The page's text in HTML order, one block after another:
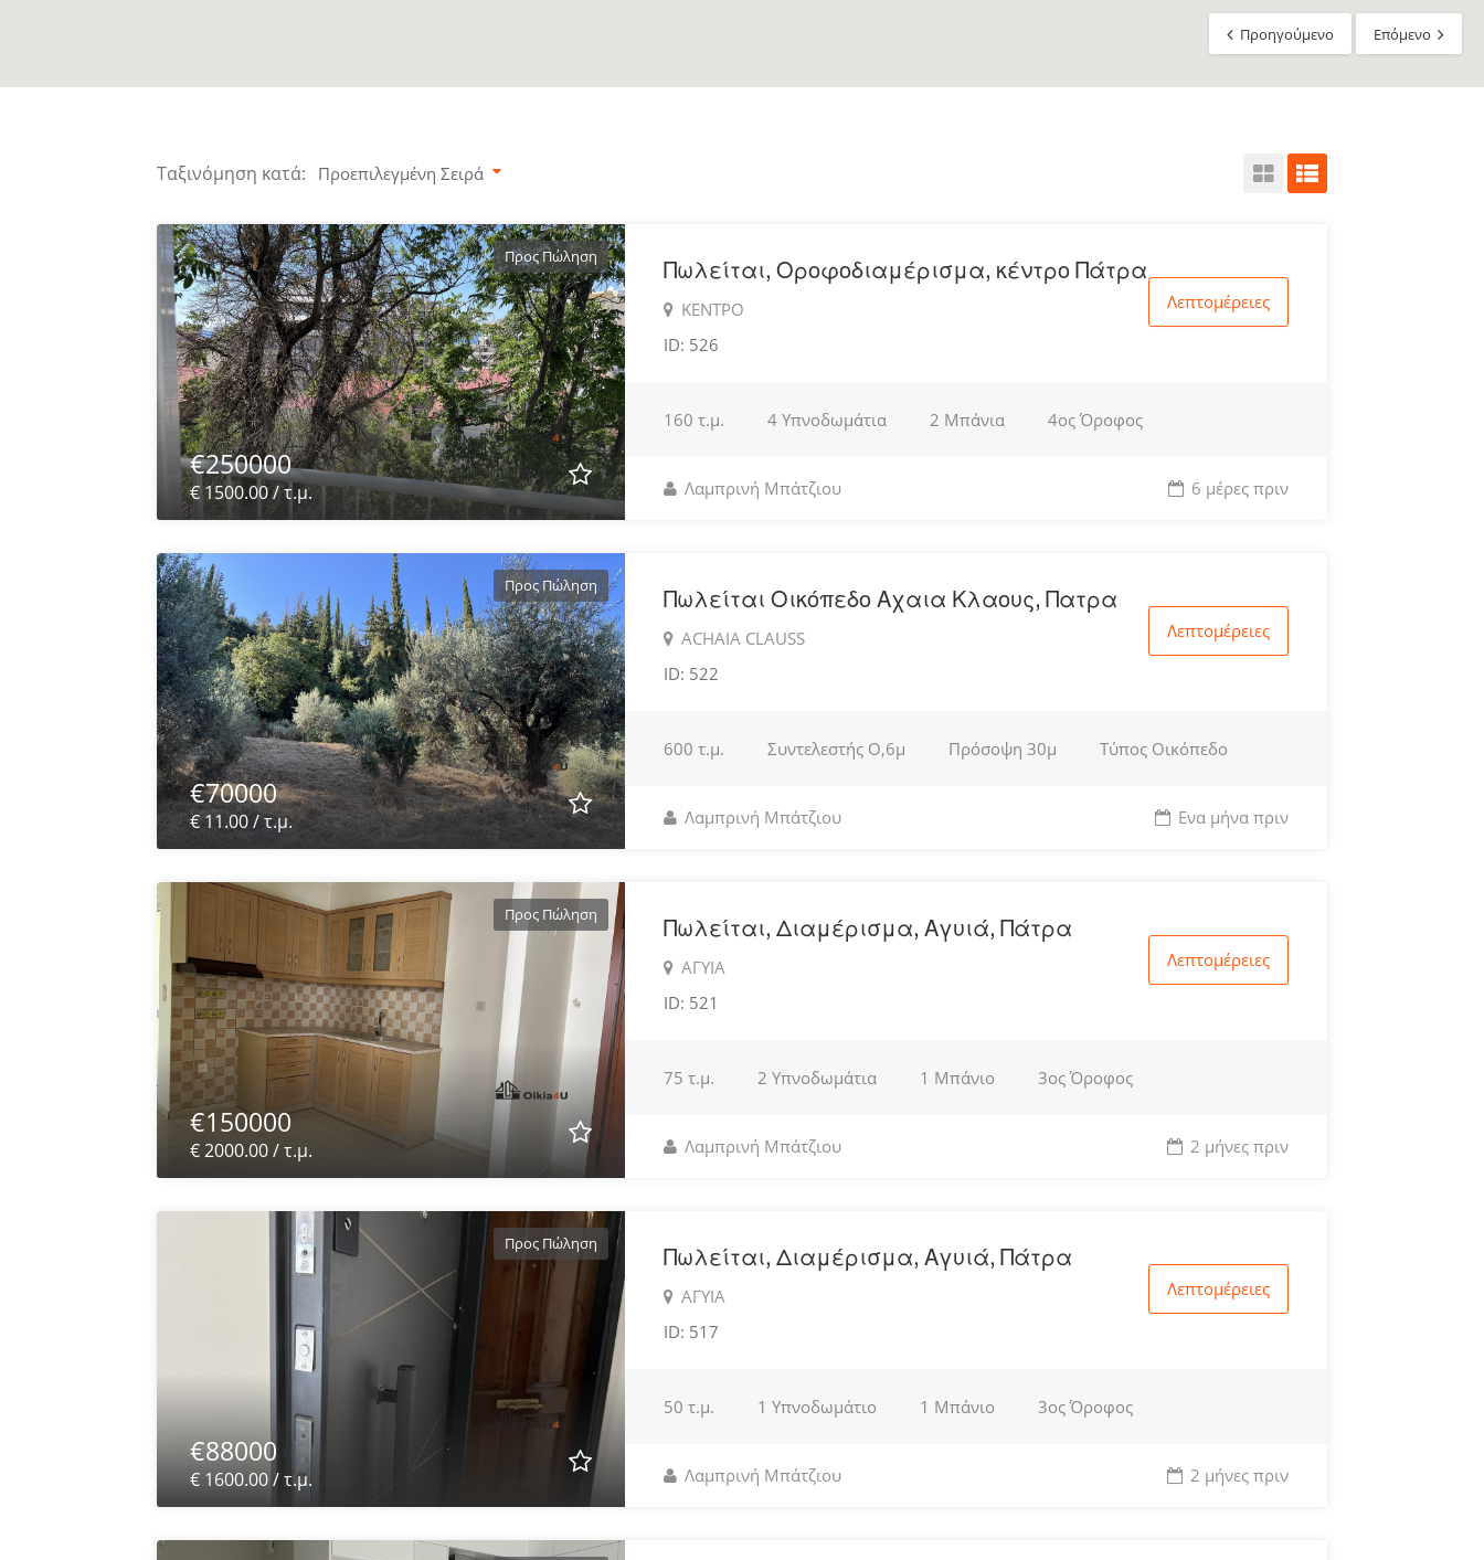
Προηγούμενο Επόμενο
Ταξινόμηση κατά: Προεπιλεγμένη Σειρά
Προς Πώληση
€250000
€ 1500.00 / τ.μ.
Πωλείται, Οροφοδιαμέρισμα, κέντρο Πάτρα
ΚΕΝΤΡΟ
ID: 526
Λεπτομέρειες
160 τ.μ. 4 Υπνοδωμάτια 2 Μπάνια 4ος Όροφος
Λαμπρινή Μπάτζιου 6 μέρες πριν
Προς Πώληση
€70000
€ 11.00 / τ.μ.
Πωλείται Οικόπεδο Αχαια Κλαους, Πατρα
ACHAIA CLAUSS
ID: 522
Λεπτομέρειες
600 τ.μ. Συντελεστής O,6μ Πρόσοψη 30μ Τύπος Οικόπεδο
Λαμπρινή Μπάτζιου Ενα μήνα πριν
Προς Πώληση
€150000
€ 2000.00 / τ.μ.
Πωλείται, Διαμέρισμα, Αγυιά, Πάτρα
ΑΓΥΙΑ
ID: 521
Λεπτομέρειες
75 τ.μ. 2 Υπνοδωμάτια 1 Μπάνιο 3ος Όροφος
Λαμπρινή Μπάτζιου 2 μήνες πριν
Προς Πώληση
€88000
€ 1600.00 / τ.μ.
Πωλείται, Διαμέρισμα, Αγυιά, Πάτρα
ΑΓΥΙΑ
ID: 517
Λεπτομέρειες
50 τ.μ. 1 Υπνοδωμάτιο 1 Μπάνιο 3ος Όροφος
Λαμπρινή Μπάτζιου 2 μήνες πριν